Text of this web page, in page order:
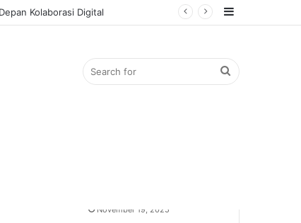
Kolaborasi Digital Sidebar
Search
November 19, 2025